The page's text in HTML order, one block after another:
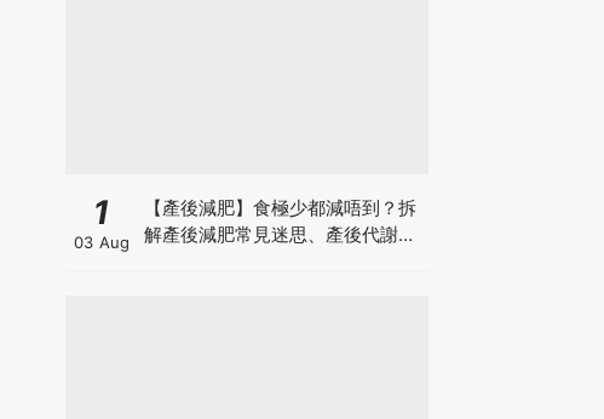
1
03 Aug
【產後減肥】食極少都減唔到？拆
解產後減肥常見迷思、產後代謝、